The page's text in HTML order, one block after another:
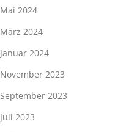
Mai 2024
März 2024
Januar 2024
November 2023
September 2023
Juli 2023